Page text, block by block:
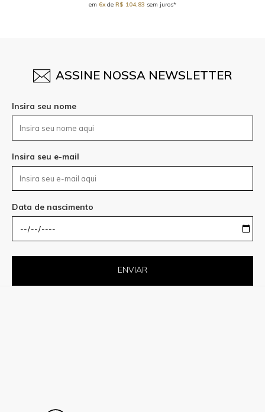
em 6xde R$ 104,83 sem juros*
ASSINE NOSSA NEWSLETTER
Insira seu nome
Insira seu e-mail
Data de nascimento
ENVIAR